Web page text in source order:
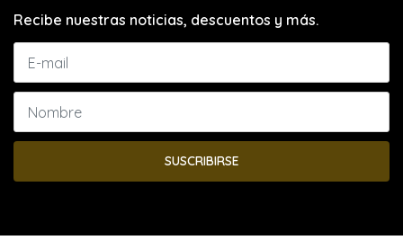
Recibe nuestras noticias, descuentos y más.
SUSCRIBIRSE